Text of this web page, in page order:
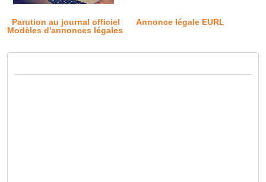
Parution au journal officiel
Annonce légale EURL
Modèles d'annonces légales